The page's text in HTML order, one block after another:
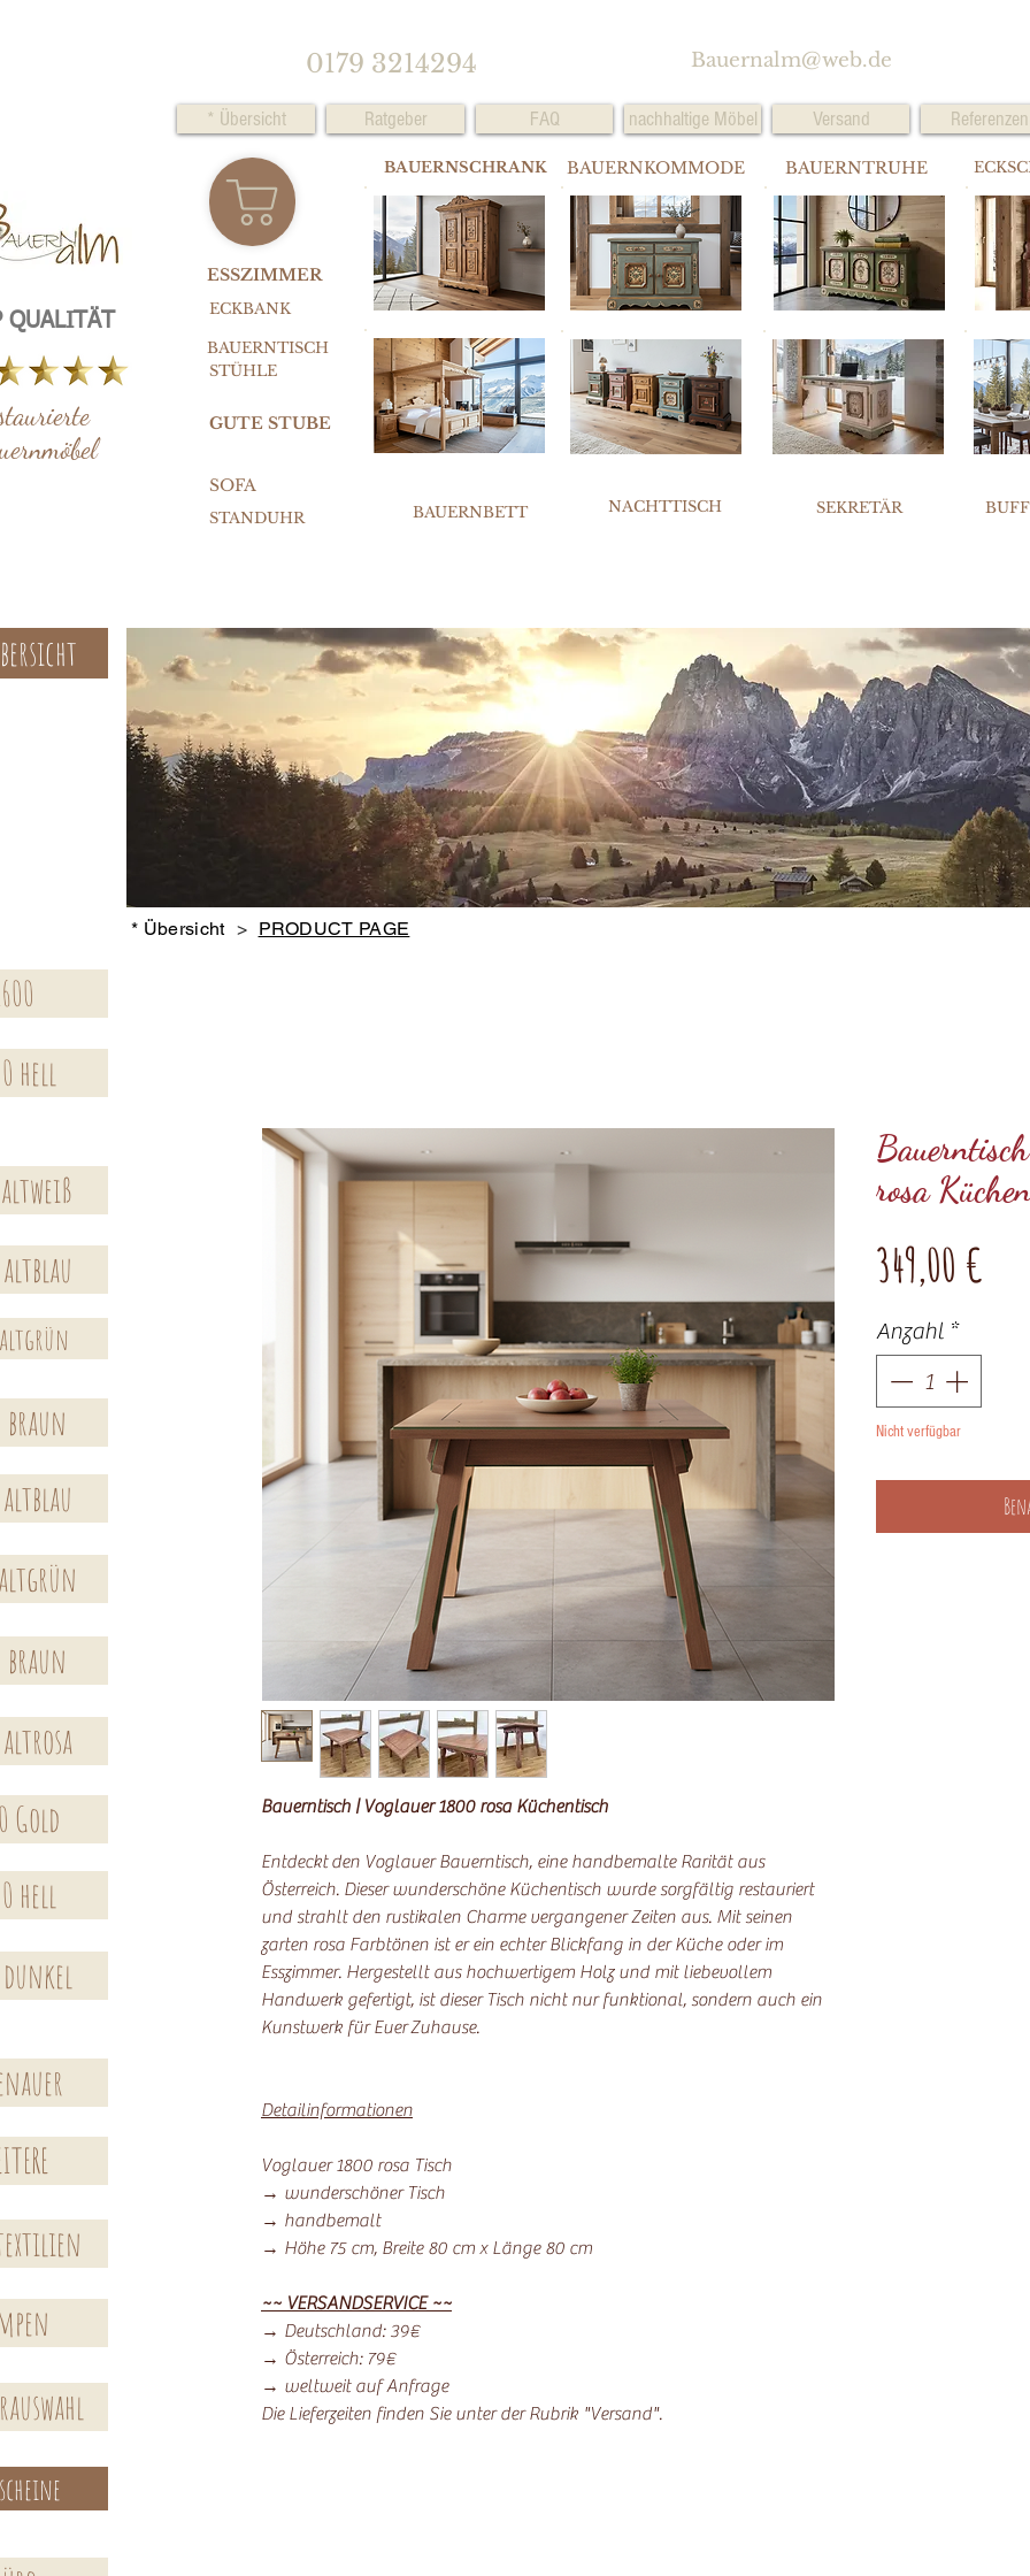
0179 3214294 Bauernalm@web.de
QUALITÄT
* Übersicht Ratgeber FAQ nachhaltige Möbel Versand Referenzen
ESSZIMMER
ECKBANK
BAUERNTISCH
STÜHLE
GUTE STUBE
BAUERNSCHRANK BAUERNKOMMODE BAUERNTRUHE
SOFA
STANDUHR BAUERNBETT NACHTTISCH SEKRETÄR
Bauerntisch | Voglauer 1800 rosa Küchentisch
Entdeckt den Voglauer Bauerntisch, eine handbemalte Rarität aus
Österreich. Dieser wunderschöne Küchentisch wurde sorgfältig restauriert
und strahlt den rustikalen Charme vergangener Zeiten aus. Mit seinen
zarten rosa Farbtönen ist er ein echter Blickfang in der Küche oder im
Esszimmer. Hergestellt aus hochwertigem Holz und mit liebevollem
Handwerk gefertigt, ist dieser Tisch nicht nur funktional, sondern auch ein
Kunstwerk für Euer Zuhause.
Detailinformationen
Voglauer 1800 rosa Tisch
→ wunderschöner Tisch
→ handbemalt
→ Höhe 75 cm, Breite 80 cm x Länge 80 cm
~~ VERSANDSERVICE ~~
→ Deutschland: 39€
→ Österreich: 79€
→ weltweit auf Anfrage
Die Lieferzeiten finden Sie unter der Rubrik "Versand".
rosa
349,00 €
Anzahl *
Nicht verfügbar
hell
altgrün
braun
braun
Gold
hell
* Übersicht > PRODUCT PAGE